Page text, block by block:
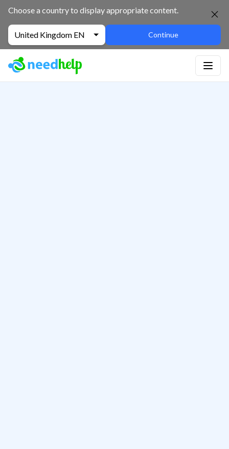
Choose a country to display appropriate content.
United Kingdom EN Continue